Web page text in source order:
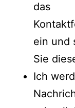
das
ein und
Sie
Ich